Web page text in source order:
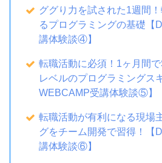
ググり力を試された1週間
るプログラミングの基礎【
講体験談④】
転職活動に必須！1ヶ月間
レベルのプログラミングス
WEBCAMP受講体験談⑤】
転職活動が有利になる現場
グをチーム開発で習得！【
講体験談⑥】